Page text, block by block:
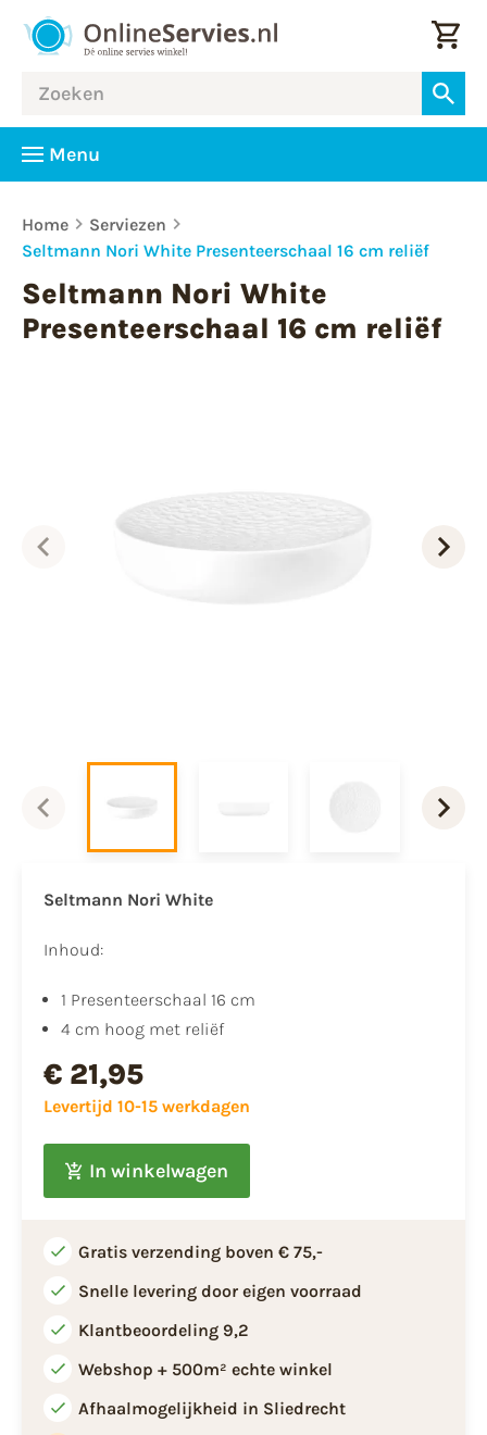
Menu
Home
Serviezen
Seltmann Nori White Presenteerschaal 16 cm reliëf
Seltmann Nori White
Presenteerschaal 16 cm reliëf
Seltmann Nori White
Inhoud:
1 Presenteerschaal 16 cm
4 cm hoog met reliëf
€ 21,95
Levertijd 10-15 werkdagen
In winkelwagen
Gratis verzending boven € 75,-
Snelle levering door eigen voorraad
Klantbeoordeling 9,2
Webshop + 500m² echte winkel
Afhaalmogelijkheid in Sliedrecht